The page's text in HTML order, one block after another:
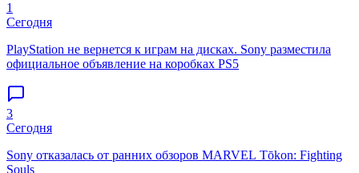
1
Сегодня
PlayStation не вернется к играм на дисках. Sony разместила
официальное объявление на коробках PS5
3
Сегодня
Sony отказалась от ранних обзоров MARVEL Tōkon: Fighting
Souls